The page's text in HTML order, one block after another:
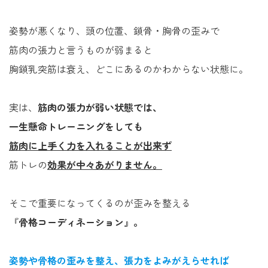
姿勢が悪くなり、頭の位置、鎖骨・胸骨の歪みで
筋肉の張力と言うものが弱まると
胸鎖乳突筋は衰え、どこにあるのかわからない状態に。
実は、 筋肉の張力が弱い状態では、
一生懸命トレーニングをしても
筋肉に上手く力を入れることが出来ず
筋トレの効果が中々あがりません。
そこで重要になってくるのが歪みを整える
『骨格コーディネーション』。
姿勢や骨格の歪みを整え、張力をよみがえらせれば